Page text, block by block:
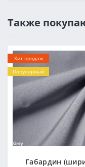
Также
Хит продаж
Популярный
Габардин